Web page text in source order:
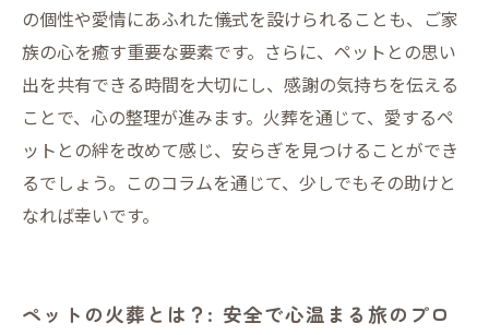
の個性や愛情にあふれた儀式を設けられることも、ご家
族の心を癒す重要な要素です。さらに、ペットとの思い
出を共有できる時間を大切にし、感謝の気持ちを伝える
ことで、心の整理が進みます。火葬を通じて、愛するペ
ットとの絆を改めて感じ、安らぎを見つけることができ
るでしょう。このコラムを通じて、少しでもその助けと
なれば幸いです。
ペットの火葬とは？: 安全で心温まる旅のプロ